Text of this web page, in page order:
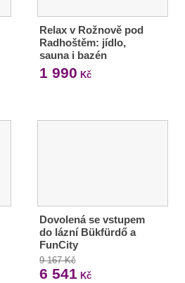
Relax v Rožnově pod
Radhoštěm: jídlo,
sauna i bazén
1 990 Kč
Dovolená se vstupem
do lázní Bükfürdő a
FunCity
9 167 Kč
6 541 Kč